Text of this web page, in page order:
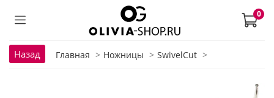
0
Назад Главная Ножницы SwivelCut